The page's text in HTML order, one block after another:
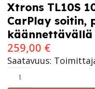
Xtrons TL10S
CarPlay soitin,
259,00 €
Saatavuus: